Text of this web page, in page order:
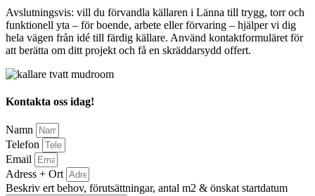
Avslutningsvis: vill du förvandla källaren i Länna till trygg, torr och
funktionell yta – för boende, arbete eller förvaring – hjälper vi dig
hela vägen från idé till färdig källare. Använd kontaktformuläret för
att berätta om ditt projekt och få en skräddarsydd offert.
Kontakta oss idag!
Namn
Telefon
Email
Adress + Ort
Beskriv ert behov, förutsättningar, antal m2 & önskat startdatum